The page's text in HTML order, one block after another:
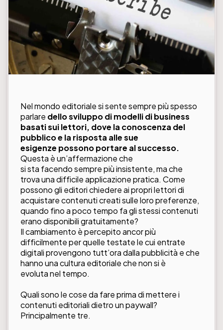
Nel mondo editoriale si sente sempre più spesso
parlare dello sviluppo di modelli di business
basati sui lettori, dove la conoscenza del
pubblico e la risposta alle sue
esigenze possono portare al successo.
Questa è un’affermazione che
si sta facendo sempre più insistente, ma che
trova una difficile applicazione pratica. Come
possono gli editori chiedere ai propri lettori di
acquistare contenuti creati sulle loro preferenze,
quando fino a poco tempo fa gli stessi contenuti
erano disponibili gratuitamente?
Il cambiamento è percepito ancor più
difficilmente per quelle testate le cui entrate
digitali provengono tutt’ora dalla pubblicità e che
hanno una cultura editoriale che non si è
evoluta nel tempo.
Quali sono le cose da fare prima di mettere i
contenuti editoriali dietro un paywall?
Principalmente tre.